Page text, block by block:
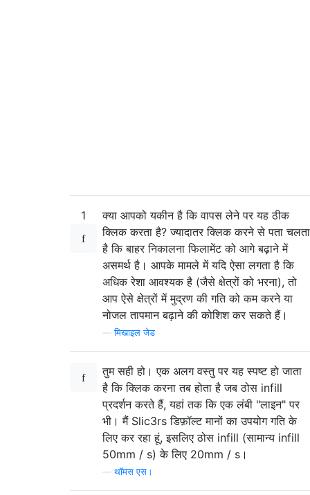
1
क्या आपको यकीन है कि वापस लेने पर यह ठीक
क्लिक करता है? ज्यादातर क्लिक करने से पता चलता
है कि बाहर निकालना फिलामेंट को आगे बढ़ाने में
असमर्थ है। आपके मामले में यदि ऐसा लगता है कि
अधिक रेशा आवश्यक है (जैसे क्षेत्रों को भरना), तो
आप ऐसे क्षेत्रों में मुद्रण की गति को कम करने या
नोजल तापमान बढ़ाने की कोशिश कर सकते हैं।
—मिखाइल जेड
तुम सही हो। एक अलग वस्तु पर यह स्पष्ट हो जाता
है कि क्लिक करना तब होता है जब ठोस infill
प्रदर्शन करते हैं, यहां तक ​​कि एक लंबी "लाइन" पर
भी। मैं Slic3rs डिफ़ॉल्ट मानों का उपयोग गति के
लिए कर रहा हूं, इसलिए ठोस infill (सामान्य infill
50mm / s) के लिए 20mm / s।
थॉमस एस।